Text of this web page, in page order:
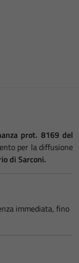
prot. 8169 del
per la diffusione
di Sarconi.
immediata, fino